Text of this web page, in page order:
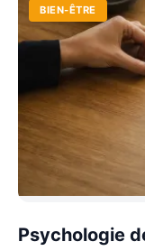
BIEN-ÊTRE
Psychologie